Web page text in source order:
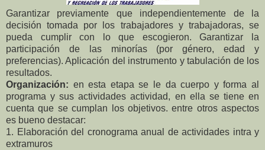
Garantizar previamente que independientemente de la
decisión tomada por los trabajadores y trabajadoras, se
pueda cumplir con lo que escogieron. Garantizar la
participación de las minorías (por género, edad y
preferencias). Aplicación del instrumento y tabulación de los
resultados.
Organización: en esta etapa se le da cuerpo y forma al
programa y sus actividades actividad, en ella se tiene en
cuenta que se cumplan los objetivos. entre otros aspectos
es bueno destacar:
1. Elaboración del cronograma anual de actividades intra y
extramuros